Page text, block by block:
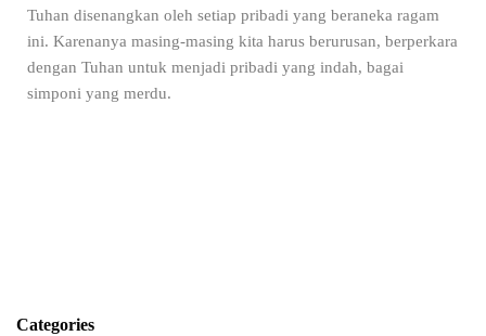
Tuhan disenangkan oleh setiap pribadi yang beraneka ragam
ini. Karenanya masing-masing kita harus berurusan, berperkara
dengan Tuhan untuk menjadi pribadi yang indah, bagai
simponi yang merdu.
Categories